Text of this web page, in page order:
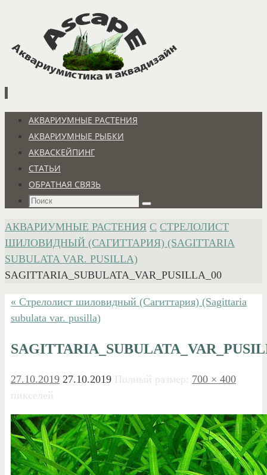
содержимому
Перейти
содержимому
АКВАРИУМНЫЕ РАСТЕНИЯ
АКВАРИУМНЫЕ РЫБКИ
АКВАСКЕЙПИНГ
СТАТЬИ
ОБРАТНАЯ СВЯЗЬ
Что
Поиск
ГЛАВНАЯ
АКВАРИУМНЫЕ РАСТЕНИЯ С СТРЕЛОЛИСТ
ШИЛОВИДНЫЙ (САГИТТАРИЯ) (SAGITTARIA
SUBULATA VAR. PUSILLA)
SAGITTARIA_SUBULATA_VAR_PUSILLA_00
« Стрелолист шиловидный (Сагиттария) (Sagittaria
subulata var. pusilla)
27.10.2019 27.10.2019 Полный размер: 700 × 400
пикселей